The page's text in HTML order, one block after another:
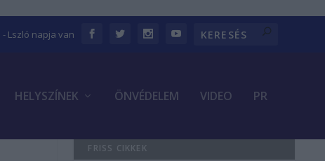
- Lszló napja van
HELYSZÍNEK ÖNVÉDELEM VIDEO PR
FRISS CIKKEK